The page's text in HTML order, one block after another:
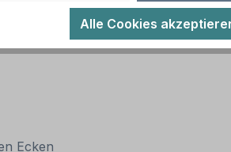
Ecken
Alle Cookies